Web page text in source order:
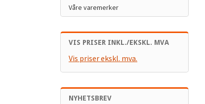
Våre varemerker
VIS PRISER INKL./EKSKL. MVA
Vis priser ekskl. mva.
NYHETSBREV